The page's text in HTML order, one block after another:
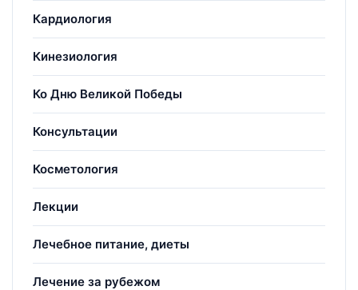
Кардиология
Кинезиология
Ко Дню Великой Победы
Консультации
Косметология
Лекции
Лечебное питание, диеты
Лечение за рубежом